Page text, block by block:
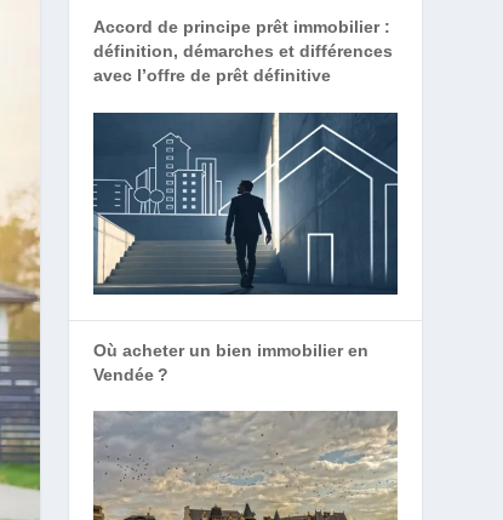
Accord de principe prêt immobilier :
définition, démarches et différences
avec l’offre de prêt définitive
Où acheter un bien immobilier en
Vendée ?